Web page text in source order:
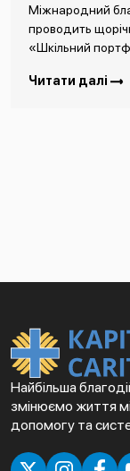
Міжнародний
проводить
«Шкільний
Читати далі
Найбільша
змінюємо життя
допомогу та